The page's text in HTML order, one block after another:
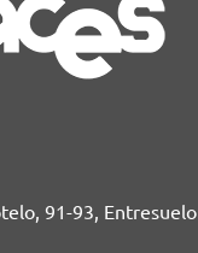
91-93,